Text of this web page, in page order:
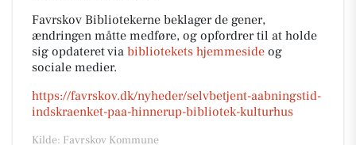
Favrskov Bibliotekerne beklager de gener,
ændringen måtte medføre, og opfordrer til at holde
sig opdateret via bibliotekets hjemmeside og
sociale medier.
https://favrskov.dk/nyheder/selvbetjent-aabningstid-
indskraenket-paa-hinnerup-bibliotek-kulturhus
Kilde: Favrskov Kommune